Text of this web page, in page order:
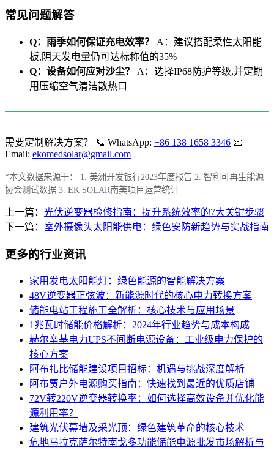
常见问题解答
Q：雨季如何保证充电效率？
A：建议搭配柔性太阳能
板,阴天发电量仍可达标称值的35%
Q：设备如何应对沙尘？
A：选择IP68防护等级,并定期
用压缩空气清洁散热口
需要定制解决方案？ 📞 WhatsApp: +86 138 1658 3346 📧
Email: ekomedsolar@gmail.com
*本文数据来源于： 1. 美洲开发银行2023年度报告 2. 智利可再生能源
协会测试数据 3. EK SOLAR南美项目运营统计
上一篇： 光伏逆变器检修指南：提升系统效率的7大关键步骤
下一篇： 室外摄像头太阳能供电：绿色安防新趋势与实战指南
更多的行业资讯
家用发电太阳能灯：绿色能源的智能解决方案
48V逆变器正弦波：新能源时代的核心电力转换方案
储能电站工程施工全解析：核心技术与应用场景
1兆瓦时储能价格解析：2024年行业趋势与成本构成
赫尔辛基电力UPS不间断电源设备：工业级电力保护的
核心方案
阿布扎比储能建设项目招标：机遇与挑战深度解析
阿布贾户外电源购买指南：快速找到最近的优质店铺
72V转220V逆变器转换率：如何选择高效设备并优化能
源利用率？
建筑光伏幕墙及采光顶：绿色建筑革命的核心技术
危地马拉克萨尔特南戈多功能储能电源批发市场解析与